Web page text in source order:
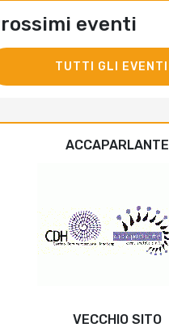
eventi
TUTTI GLI EVENTI
ACCAPARLANTE
VECCHIO SITO